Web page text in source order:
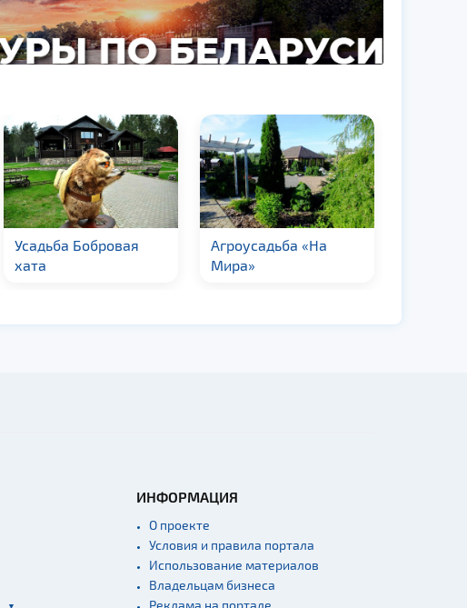
Агроусадьба «На
Мира»
Усадьба «Панский
сад»
ИНФОРМАЦИЯ
О проекте
Условия и правила портала
Использование материалов
Владельцам бизнеса
Реклама на портале